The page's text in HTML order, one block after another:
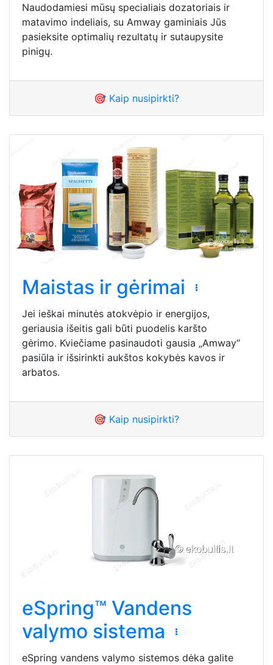
Naudodamiesi mūsų specialiais dozatoriais ir
matavimo indeliais, su Amway gaminiais Jūs
pasieksite optimalių rezultatų ir sutaupysite
pinigų.
🎯 Kaip nusipirkti?
Maistas ir gėrimai
Jei ieškai minutės atokvėpio ir energijos,
geriausia išeitis gali būti puodelis karšto
gėrimo. Kviečiame pasinaudoti gausia „Amway“
pasiūla ir išsirinkti aukštos kokybės kavos ir
arbatos.
🎯 Kaip nusipirkti?
eSpring™ Vandens
valymo sistema
eSpring vandens valymo sistemos dėka galite